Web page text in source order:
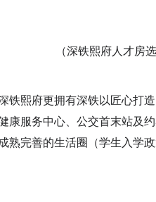
（深铁熙府人才房
铁熙府更拥有深铁以匠心打
康服务中心、公交首末站及
熟完善的生活圈（学生入学